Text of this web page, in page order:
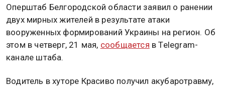
Оперштаб Белгородской области заявил о ранении
двух мирных жителей в результате атаки
вооруженных формирований Украины на регион. Об
этом в четверг, 21 мая, сообщается в Telegram-
канале штаба.
Водитель в хуторе Красиво получил акубаротравму,